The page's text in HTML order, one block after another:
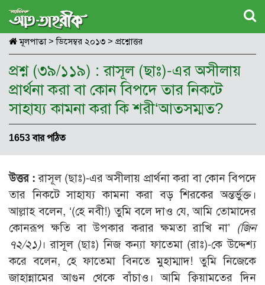
মূলপাতা> ডিসেম্বর ২০১৩ > প্রশ্নোত্তর
প্রশ্ন (৩৯/১১৯) : রাসূল (ছাঃ)-এর অসীলায়
প্রার্থনা করা বা কোন বিপদে তার নিকটে
সাহায্য কামনা করা কি শরী‘আতসম্মত?
1653 বার পঠিত
উত্তর : রাসূল (ছাঃ)-এর অসীলায় প্রার্থনা করা বা কোন বিপদে
তার নিকটে সাহায্য কামনা করা বড় শিরকের অন্তর্ভুক্ত।
আল্লাহ বলেন, ‘(হে নবী!) তুমি বলে দাও যে, আমি তোমাদের
কোনরূপ ক্ষতি বা উপকার করার ক্ষমতা রাখি না’ (জিন
৭২/২১)। রাসূল (ছাঃ) নিজ কন্যা ফাতেমা (রাঃ)-কে উদ্দেশ্য
করে বলেন, হে ফাতেমা বিনতে মুহাম্মাদ! তুমি নিজেকে
জাহান্নামের আগুন থেকে বাঁচাও। আমি ক্বিয়ামতের দিন